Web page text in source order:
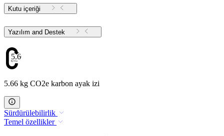
Kutu içeriği
Yazılım and Destek
5.66
5.66 kg CO2e karbon ayak izi
Sürdürülebilirlik
Temel özellikler